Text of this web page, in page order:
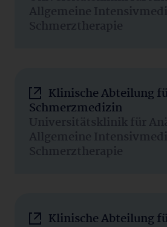
Allgemeine
Schmerztherapie
Klinische Abteilung
Schmerzmedizin
Universitätsklinik für
Allgemeine
Schmerztherapie
Klinische Abteilung